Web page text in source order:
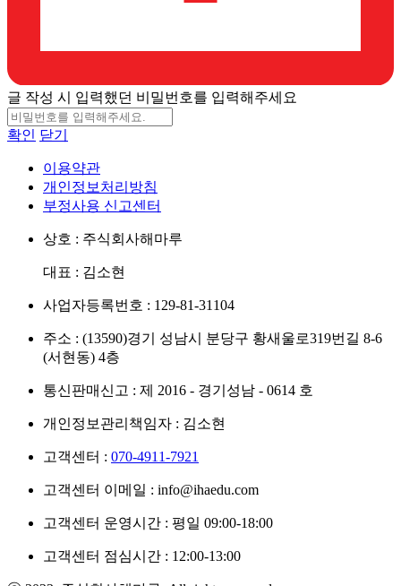
글 작성 시 입력했던 비밀번호를 입력해주세요
확인 닫기
이용약관
개인정보처리방침
부정사용 신고센터
상호 : 주식회사해마루
대표 : 김소현
사업자등록번호 : 129-81-31104
주소 : (13590)경기 성남시 분당구 황새울로319번길 8-6
(서현동) 4층
통신판매신고 : 제 2016 - 경기성남 - 0614 호
개인정보관리책임자 : 김소현
고객센터 : 070-4911-7921
고객센터 이메일 : info@ihaedu.com
고객센터 운영시간 : 평일 09:00-18:00
고객센터 점심시간 : 12:00-13:00